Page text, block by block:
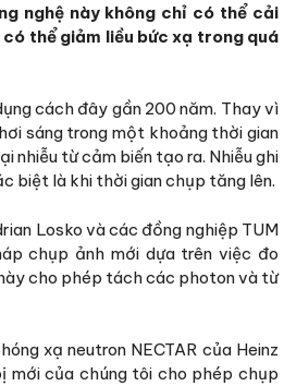
nghệ này không chỉ có thể cải
thể giảm liều bức xạ trong quá
cách đây gần 200 năm. Thay vì
sáng trong một khoảng thời gian
nhiễu từ cảm biến tạo ra. Nhiễu ghi
biệt là khi thời gian chụp tăng lên.
Losko và các đồng nghiệp TUM
chụp ảnh mới dựa trên việc đo
cho phép tách các photon và từ
xạ neutron NECTAR của Heinz
mới của chúng tôi cho phép chụp